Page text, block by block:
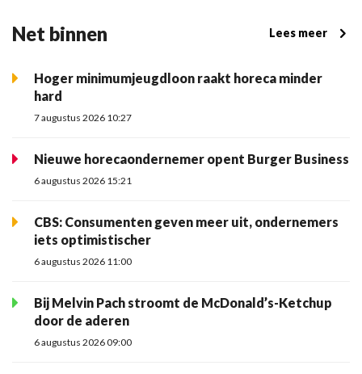
Net binnen Lees meer
Hoger minimumjeugdloon raakt horeca minder
hard
7 augustus 2026 10:27
Nieuwe horecaondernemer opent Burger Business
6 augustus 2026 15:21
CBS: Consumenten geven meer uit, ondernemers
iets optimistischer
6 augustus 2026 11:00
Bij Melvin Pach stroomt de McDonald’s-Ketchup
door de aderen
6 augustus 2026 09:00